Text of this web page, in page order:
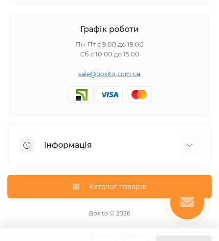
Графік роботи
Пн-Пт с 9.00 до 19.00
Сб с 10.00 до 15.00
sale@boxito.com.ua
Інформація
Про магазин
Каталог товарів
Boxito © 2026